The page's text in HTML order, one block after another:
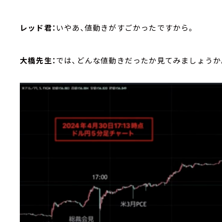
レッド君： いやあ、値動きがすごかったですから。
大橋先生：では、どんな値動きだったか見てみましょうか